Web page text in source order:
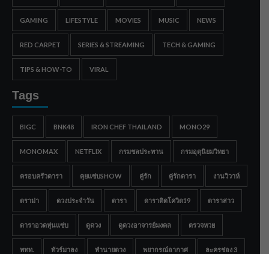
GAMING LIFESTYLE MOVIES MUSIC NEWS
RED CARPET SERIES & STREAMING TECH & GAMING
TIPS & HOW-TO VIRAL
Tags
BIGC BNK48 IRON CHEF THAILAND MONO29
MONOMAX NETFLIX กรมชลประทาน กรมอุตุนิยมวิทยา
ครอบครัวดารา คุยแซ่บSHOW คู่รัก คู่รักดารา งานวิวาห์
ดราม่า ดวงประจำวัน ดารา ดาราติดโควิด19 ดาราสาว
ดาราอวดหุ่นแซ่บ ดูดวง ดูดวงอาจารย์มงคล ตรวจหวย
ททท. ทัวร์มาลง ทำนายดวง พยากรณ์อากาศ ละครช่อง 3